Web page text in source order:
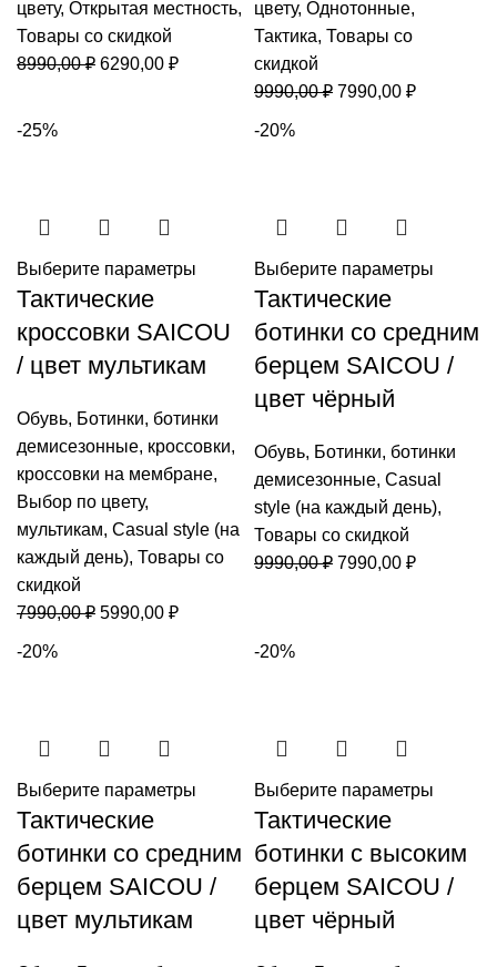
цвету, Открытая местность,
Товары со скидкой
8990,00₽ Первоначальная
6290,00 ₽Текущая
цвету, Однотонные,
Тактика, Товары со
скидкой
9990,00₽ Первоначальная
7990,00 ₽Текущая
-25%
Выберите параметры
Тактические
кроссовки SAICOU
/ цвет мультикам
Обувь, Ботинки, ботинки
демисезонные, кроссовки,
кроссовки на мембране,
Выбор по цвету,
мультикам, Casual style (на
каждый день), Товары со
скидкой
7990,00₽ Первоначальная
5990,00 ₽Текущая
-20%
Выберите параметры
Тактические
ботинки со средним
берцем SAICOU /
цвет чёрный
Обувь, Ботинки, ботинки
демисезонные, Casual
style (на каждый день),
Товары со скидкой
9990,00₽ Первоначальная
7990,00 ₽Текущая
-20%
Выберите параметры
Тактические
ботинки со средним
берцем SAICOU /
цвет мультикам
-20%
Выберите параметры
Тактические
ботинки с высоким
берцем SAICOU /
цвет чёрный